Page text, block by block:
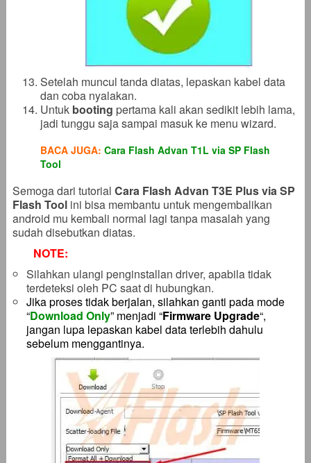
Setelah muncul tanda diatas, lepaskan kabel data
dan coba nyalakan.
Untuk booting pertama kali akan sedikit lebih lama,
jadi tunggu saja sampai masuk ke menu wizard.
BACA JUGA: Cara Flash Advan T1L via SP Flash
Tool
Semoga dari tutorial Cara Flash Advan T3E Plus via SP
Flash Tool ini bisa membantu untuk mengembalikan
android mu kembali normal lagi tanpa masalah yang
sudah disebutkan diatas.
NOTE:
Silahkan ulangi penginstallan driver, apabila tidak
terdeteksi oleh PC saat di hubungkan.
Jika proses tidak berjalan, silahkan ganti pada mode
“Download Only” menjadi “Firmware Upgrade“,
jangan lupa lepaskan kabel data terlebih dahulu
sebelum menggantinya.